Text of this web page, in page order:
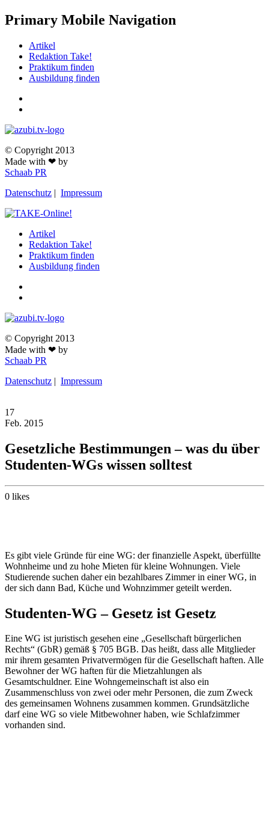
Primary Mobile Navigation
Artikel
Redaktion Take!
Praktikum finden
Ausbildung finden
© Copyright 2013
Made with ❤ by
Schaab PR
Datenschutz | Impressum
Artikel
Redaktion Take!
Praktikum finden
Ausbildung finden
© Copyright 2013
Made with ❤ by
Schaab PR
Datenschutz | Impressum
17
Feb. 2015
Gesetzliche Bestimmungen – was du über
Studenten-WGs wissen solltest
0 likes
Es gibt viele Gründe für eine WG: der finanzielle Aspekt, überfüllte
Wohnheime und zu hohe Mieten für kleine Wohnungen. Viele
Studierende suchen daher ein bezahlbares Zimmer in einer WG, in
der sich dann Bad, Küche und Wohnzimmer geteilt werden.
Studenten-WG – Gesetz ist Gesetz
Eine WG ist juristisch gesehen eine „Gesellschaft bürgerlichen
Rechts“ (GbR) gemäß § 705 BGB. Das heißt, dass alle Mitglieder
mir ihrem gesamten Privatvermögen für die Gesellschaft haften. Alle
Bewohner der WG haften für die Mietzahlungen als
Gesamtschuldner. Eine Wohngemeinschaft ist also ein
Zusammenschluss von zwei oder mehr Personen, die zum Zweck
des gemeinsamen Wohnens zusammen kommen. Grundsätzliche
darf eine WG so viele Mitbewohner haben, wie Schlafzimmer
vorhanden sind.